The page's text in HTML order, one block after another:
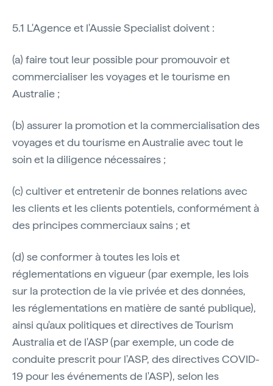
5.1 L'Agence et l'Aussie Specialist doivent :
(a) faire tout leur possible pour promouvoir et
commercialiser les voyages et le tourisme en
Australie ;
(b) assurer la promotion et la commercialisation des
voyages et du tourisme en Australie avec tout le
soin et la diligence nécessaires ;
(c) cultiver et entretenir de bonnes relations avec
les clients et les clients potentiels, conformément à
des principes commerciaux sains ; et
(d) se conformer à toutes les lois et
réglementations en vigueur (par exemple, les lois
sur la protection de la vie privée et des données,
les réglementations en matière de santé publique),
ainsi qu'aux politiques et directives de Tourism
Australia et de l'ASP (par exemple, un code de
conduite prescrit pour l'ASP, des directives COVID-
19 pour les événements de l'ASP), selon les